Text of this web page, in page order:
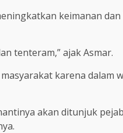
keimanan
tenteram,” ajak Asmar.
karena dalam
akan ditunjuk